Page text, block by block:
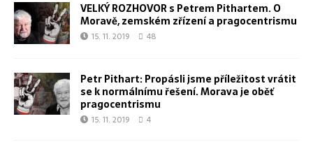
VELKÝ ROZHOVOR s Petrem Pithartem. O
Moravě, zemském zřízení a pragocentrismu
15. 11. 2019 48
Petr Pithart: Propásli jsme příležitost vrátit
se k normálnímu řešení. Morava je oběť
pragocentrismu
15. 11. 2019 4